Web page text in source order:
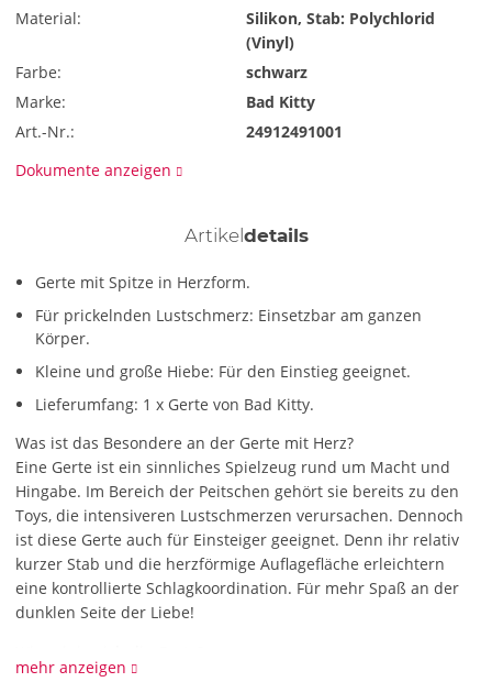
Material:
Silikon, Stab: Polychlorid
(Vinyl)
Farbe:
schwarz
Marke:
Bad Kitty
Art.-Nr.:
24912491001
Dokumente anzeigen
Artikel details
Gerte mit Spitze in Herzform.
Für prickelnden Lustschmerz: Einsetzbar am ganzen
Körper.
Kleine und große Hiebe: Für den Einstieg geeignet.
Lieferumfang: 1 x Gerte von Bad Kitty.
Was ist das Besondere an der Gerte mit Herz?
Eine Gerte ist ein sinnliches Spielzeug rund um Macht und
Hingabe. Im Bereich der Peitschen gehört sie bereits zu den
Toys, die intensiveren Lustschmerzen verursachen. Dennoch
ist diese Gerte auch für Einsteiger geeignet. Denn ihr relativ
kurzer Stab und die herzförmige Auflagefläche erleichtern
eine kontrollierte Schlagkoordination. Für mehr Spaß an der
dunklen Seite der Liebe!
Unter fließend Wasser mit milder Seife reinigen. Zur
mehr anzeigen